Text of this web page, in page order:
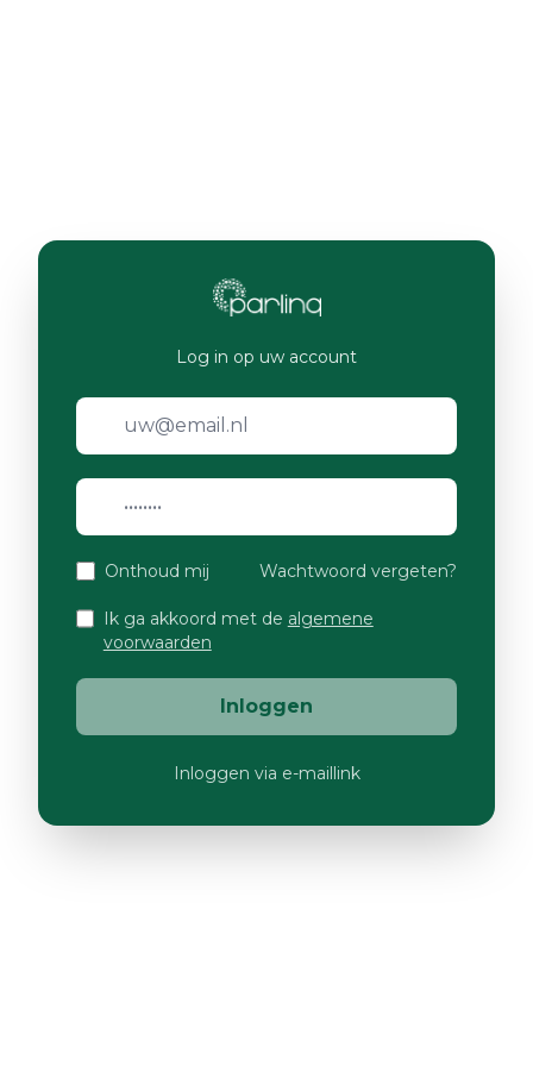
Log in op uw account
Onthoud mij Wachtwoord vergeten?
Ik ga akkoord met de algemene
voorwaarden
Inloggen
Inloggen via e-maillink